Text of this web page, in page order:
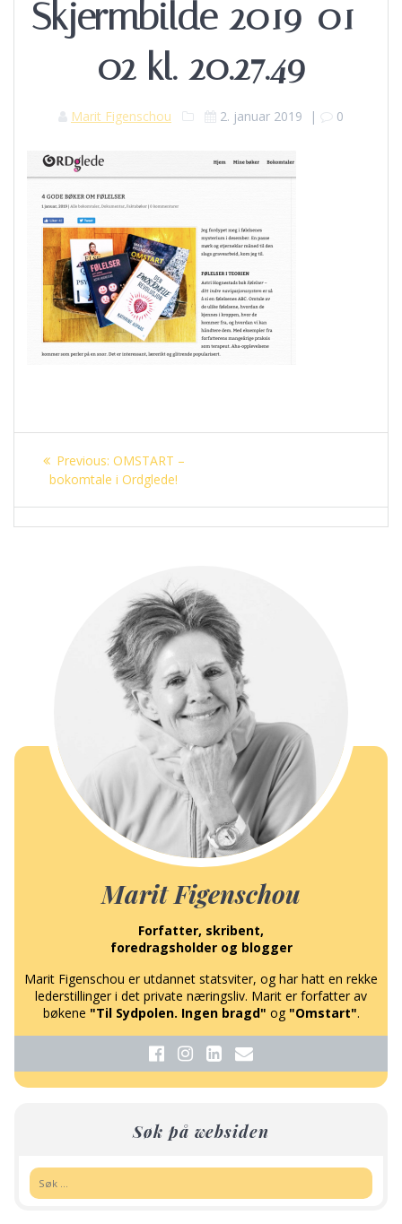
Skjermbilde 2019-01-
02 kl. 20.27.49
Marit Figenschou 2. januar 2019 | 0
Innleggsnavigasjon
Previous: Previous
post:
OMSTART –
bokomtale i Ordglede!
Marit Figenschou
Forfatter, skribent,
foredragsholder og blogger
Marit Figenschou er utdannet statsviter, og har hatt en rekke
lederstillinger i det private næringsliv. Marit er forfatter av
bøkene "Til Sydpolen. Ingen bragd" og "Omstart".
Søk på websiden